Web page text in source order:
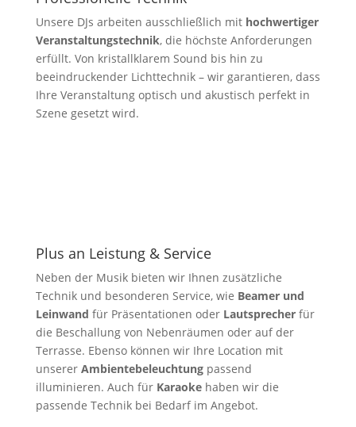
Unsere DJs arbeiten ausschließlich mit hochwertiger
Veranstaltungstechnik, die höchste Anforderungen
erfüllt. Von kristallklarem Sound bis hin zu
beeindruckender Lichttechnik – wir garantieren, dass
Ihre Veranstaltung optisch und akustisch perfekt in
Szene gesetzt wird.
Plus an Leistung & Service
Neben der Musik bieten wir Ihnen zusätzliche
Technik und besonderen Service, wie Beamer und
Leinwand für Präsentationen oder Lautsprecherfür
die Beschallung von Nebenräumen oder auf der
Terrasse. Ebenso können wir Ihre Location mit
unserer Ambientebeleuchtungpassend
illuminieren. Auch für Karaokehaben wir die
passende Technik bei Bedarf im Angebot.